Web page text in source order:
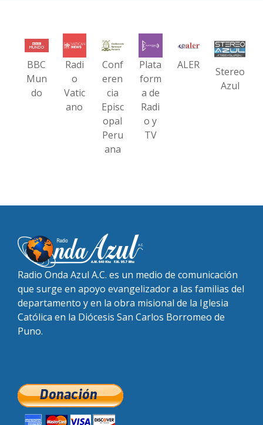
BBC
Mun
do
Radi
o
Vatic
ano
Conf
eren
cia
Episc
opal
Peru
ana
Plata
form
a de
Radi
o y
TV
ALER
Stereo
Azul
Radio Onda Azul A.C. es un medio de comunicación
que surge en apoyo evangelizador a las familias del
departamento y en la obra misional de la Iglesia
Católica en la Diócesis San Carlos Borromeo de
Puno.